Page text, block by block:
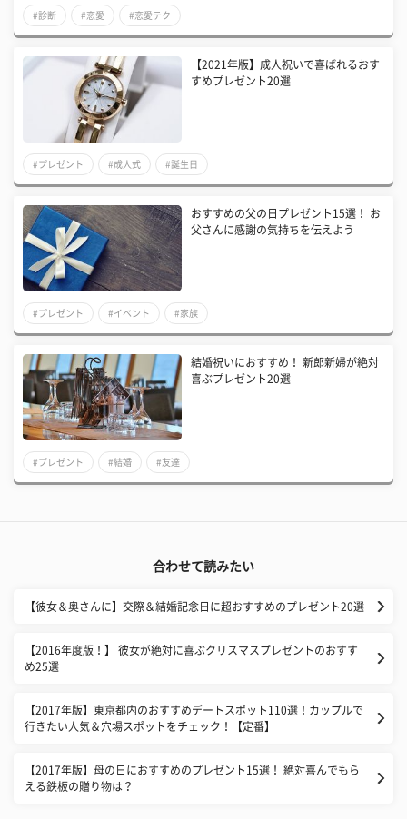
#診断 #恋愛 #恋愛テク
【2021年版】成人祝いで喜ばれるおす
すめプレゼント20選
#プレゼント #成人式 #誕生日
おすすめの父の日プレゼント15選！ お
父さんに感謝の気持ちを伝えよう
#プレゼント #イベント #家族
結婚祝いにおすすめ！ 新郎新婦が絶対
喜ぶプレゼント20選
#プレゼント #結婚 #友達
合わせて読みたい
【彼女＆奥さんに】交際＆結婚記念日に超おすすめのプレゼント20選
【2016年度版！】 彼女が絶対に喜ぶクリスマスプレゼントのおすす
め25選
【2017年版】東京都内のおすすめデートスポット110選！カップルで
行きたい人気＆穴場スポットをチェック！【定番】
【2017年版】母の日におすすめのプレゼント15選！ 絶対喜んでもら
える鉄板の贈り物は？